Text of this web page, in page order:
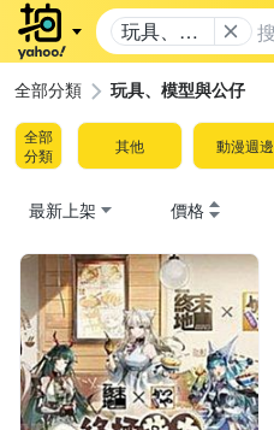
玩具、模
型與公仔
全部分類 玩具、模型與公仔
全部
分類
其他 動漫週邊
最新上架 價格